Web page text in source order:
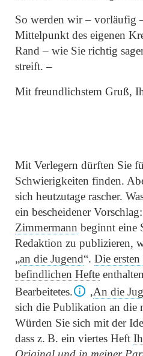
So werden wir – vorläufig
Mittelpunkt des eigenen
Rand – wie Sie richtig
streift. –
Mit freundlichstem Gruß,
Mit Verlegern dürften Sie
Schwierigkeiten finden.
sich heutzutage rascher.
ein bescheidener
Zimmermann beginnt eine
Redaktion zu publizieren,
„an die Jugend“. Die
befindlichen Hefte
Bearbeitetes.
‚An die
sich die Publikation an die
Würden Sie sich mit der
dass z. B. ein viertes Heft